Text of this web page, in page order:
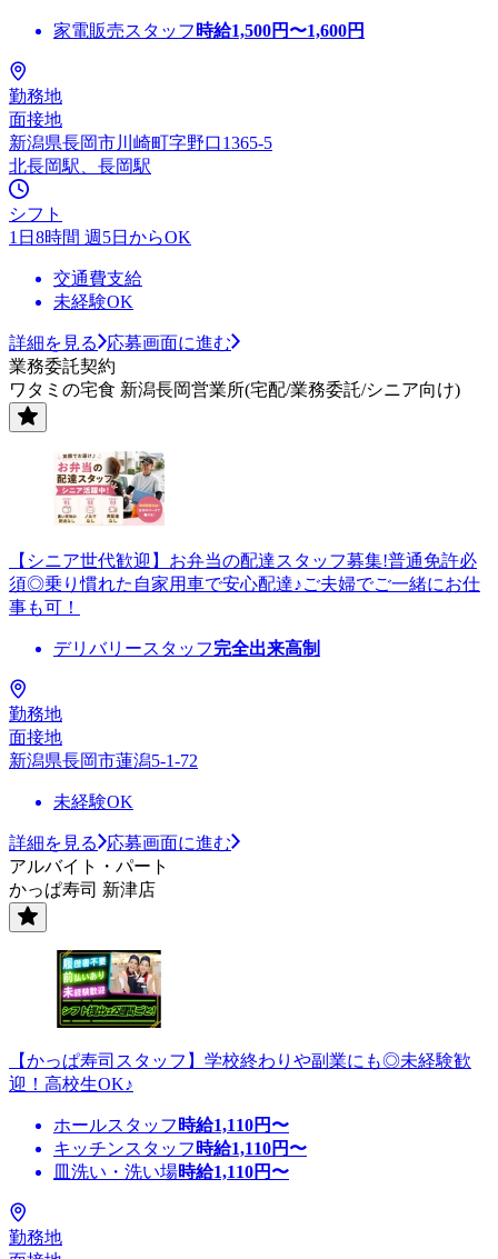
家電販売スタッフ 時給1,500円〜1,600円
勤務地
面接地
新潟県長岡市川崎町字野口1365-5
北長岡駅、長岡駅
シフト
1日8時間 週5日からOK
交通費支給
未経験OK
詳細を見る
応募画面に進む
業務委託契約
ワタミの宅食 新潟長岡営業所(宅配/業務委託/シニア向け)
【シニア世代歓迎】お弁当の配達スタッフ募集!普通免許必
須◎乗り慣れた自家用車で安心配達♪ご夫婦でご一緒にお仕
事も可！
デリバリースタッフ完全出来高制
勤務地
面接地
新潟県長岡市蓮潟5-1-72
未経験OK
詳細を見る
応募画面に進む
アルバイト・パート
かっぱ寿司 新津店
【かっぱ寿司スタッフ】学校終わりや副業にも◎未経験歓
迎！高校生OK♪
ホールスタッフ 時給1,110円〜
キッチンスタッフ 時給1,110円〜
皿洗い・洗い場時給1,110円〜
勤務地